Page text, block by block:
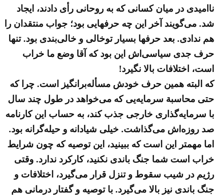
ناامیدی در میان کسانی که به روحانی رأی دادند، ایجاد
شد. می‌گویند آخر این چه حرفهایی بود؛ جواب منتقدان را
هم ندادی. بعد حرفها بسیار توخالی و خالی‌بندی بود. تنها
حرف جدی سیاسی‌اش این بود که آقا وضع ما خراب
است، اختلافات بالا نگیرد!
که البته همین حرف خودش مسأله‌برانگیز است. چرا که
حتی محاسبة سرمایه‌یی که می‌خواهد در طول چند سال
با سرمایه‌گذاری خارجی جذب کند، به حساب این کارنامه‌
صد روزه‌اش می‌گذاشت. خیلی شیادانه و حیله‌گرانه بود.
اما مهمتر این است که ببینید، این توصیه که چون شرایط
خراب است شما جنگ باندی نکنید، کارکرد ندارد. وقتی
رژیم در شیب سقوط و تنزل قرار می‌گیرد، اختلافات و
جنگ باندی نیز بالا می‌گیرد. با توصیه و گفتار درمانی هم